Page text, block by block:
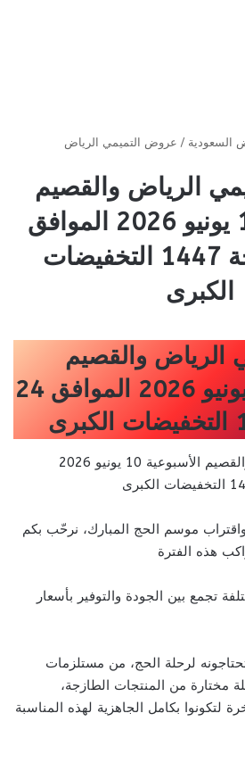
السعودية / عروض التميمي الرياض
الرياض والقصيم
الأسبوعية 10 يونيو 2026 الموافق
24 ذو الحجة 1447 التخفيضات
الكبرى
الرياض والقصيم
الأسبوعية 10 يونيو 2026 الموافق 24
عروض التميمي الرياض والقصيم الأسبوعية 10 يونيو 2026
موسم الحج المبارك، نرحّب بكم
هذه الفترة
تجمع بين الجودة والتوفير بأسعار
لرحلة الحج، من مستلزمات
مختارة من المنتجات الطازجة،
لتكونوا بكامل الجاهزية لهذه المناسبة